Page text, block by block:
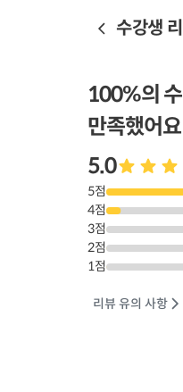
수강생
100%의
만족했어요
5.0
5점
4점
3점
2점
1점
리뷰 유의 사항